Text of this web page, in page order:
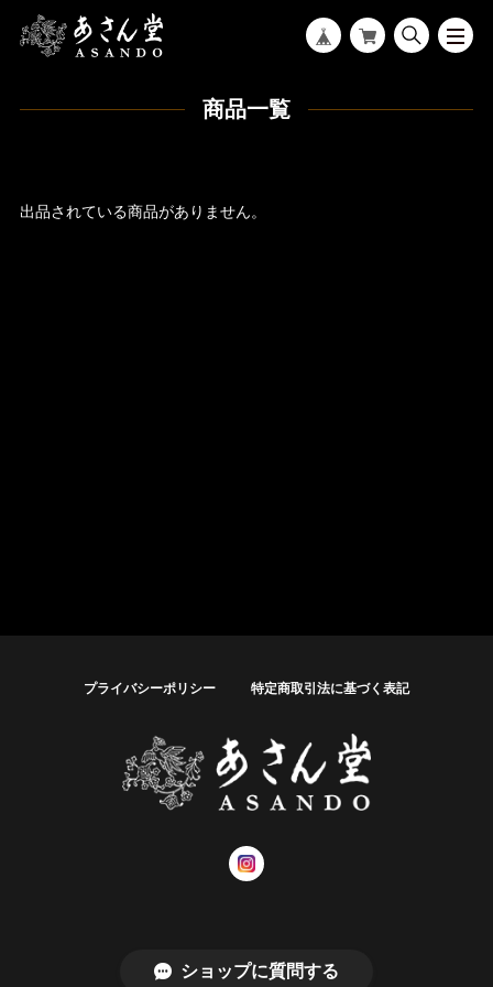
商品一覧
出品されている商品がありません。
プライバシーポリシー 特定商取引法に基づく表記
ショップに質問する